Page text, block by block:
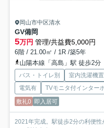
岡山市中区清水
GV備岡
5万円 管理/共益費5,000円
6階 / 21.00㎡ / 1R /築5年
山陽本線「高島」駅 徒歩2分
バス・トイレ別 室内洗濯機
電気有
TVモニタ付インター
敷礼0 即入居可
2021年完成。駅徒歩2分の利便